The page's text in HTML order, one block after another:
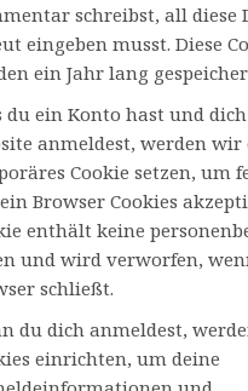
schreibst, all diese
eingeben musst. Diese
ein Jahr lang
du ein Konto hast und
anmeldest, werden wir
Cookie setzen, um
Browser Cookies
enthält keine
und wird verworfen,
schließt.
du dich anmeldest,
einrichten, um deine